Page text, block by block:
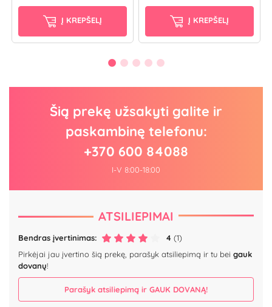
Į KREPŠELĮ Į KREPŠELĮ
Šią prekę užsakyti galite ir
paskambinę telefonu:
+370 600 84088
I-V 8:00-18:00
ATSILIEPIMAI
Bendras įvertinimas: 4 (1)
Pirkėjai jau įvertino šią prekę, parašyk atsiliepimą ir tu bei gauk
dovanų!
Parašyk atsiliepimą ir GAUK DOVANĄ!